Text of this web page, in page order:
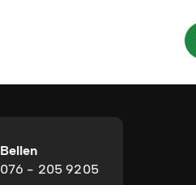
Bellen
076 - 205 9205